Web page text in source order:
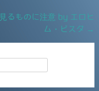
見るものに注意 by エロヒ
ム・ビスタ →